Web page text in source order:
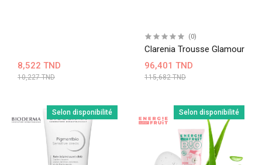
8,522 TND
10,227 TND
(0)
Clarenia Trousse Glamour
96,401 TND
115,682 TND
Selon disponibilité Selon disponibilité